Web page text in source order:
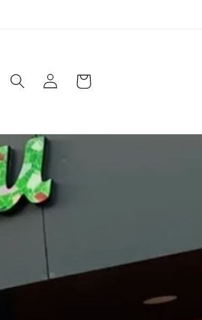
Connexion Panier